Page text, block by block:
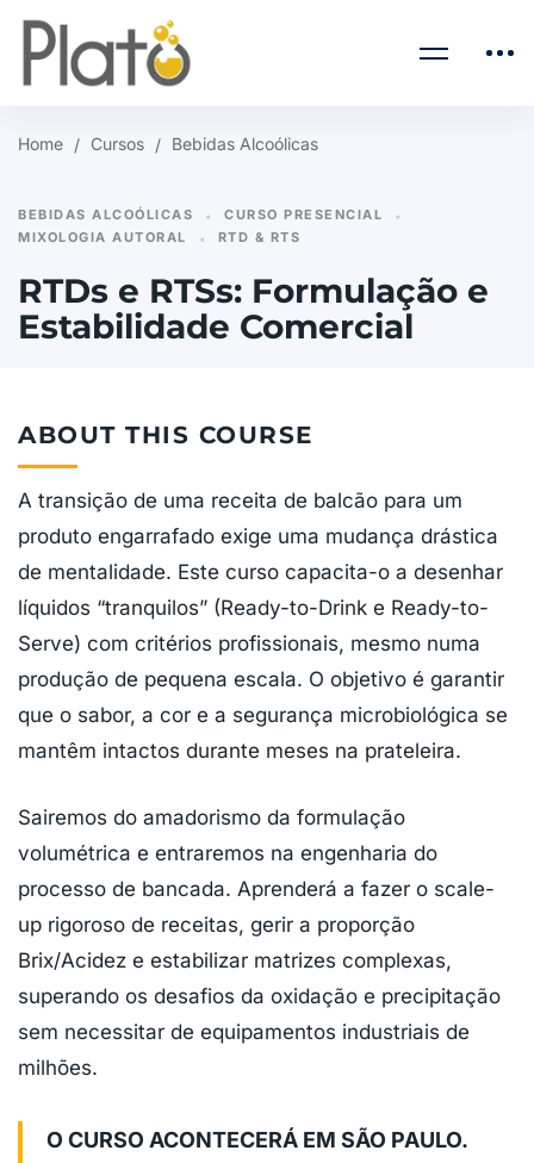
Home Cursos Bebidas Alcoólicas
BEBIDAS ALCOÓLICAS • CURSO PRESENCIAL •
MIXOLOGIA AUTORAL • RTD & RTS
RTDs e RTSs: Formulação e
Estabilidade Comercial
ABOUT THIS COURSE
A transição de uma receita de balcão para um
produto engarrafado exige uma mudança drástica
de mentalidade. Este curso capacita-o a desenhar
líquidos “tranquilos” (Ready-to-Drink e Ready-to-
Serve) com critérios profissionais, mesmo numa
produção de pequena escala. O objetivo é garantir
que o sabor, a cor e a segurança microbiológica se
mantêm intactos durante meses na prateleira.
Sairemos do amadorismo da formulação
volumétrica e entraremos na engenharia do
processo de bancada. Aprenderá a fazer o scale-
up rigoroso de receitas, gerir a proporção
Brix/Acidez e estabilizar matrizes complexas,
superando os desafios da oxidação e precipitação
sem necessitar de equipamentos industriais de
milhões.
O CURSO ACONTECERÁ EM SÃO PAULO.